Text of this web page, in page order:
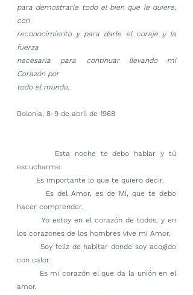
para demostrarle todo el bien que le quiere,
con
reconocimiento y para darle el coraje y la
fuerza
necesaria para continuar llevando mi
Corazón por
todo el mundo.
Bolonia, 8-9 de abril de 1968
escucharme.
        Es importante lo que te quiero decir.
hacer comprender.
los corazones de los hombres vive mi Amor.
con calor.
amor.